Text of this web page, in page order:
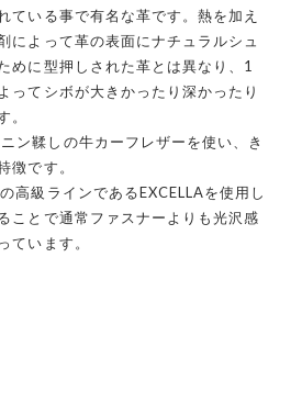
ている事で有名な革です。熱を加え
によって革の表面にナチュラルシュ
めに型押しされた革とは異なり、1
ってシボが大きかったり深かったり
。
ン鞣しの牛カーフレザーを使い、き
徴です。
高級ラインであるEXCELLAを使用し
ことで通常ファスナーよりも光沢感
ています。